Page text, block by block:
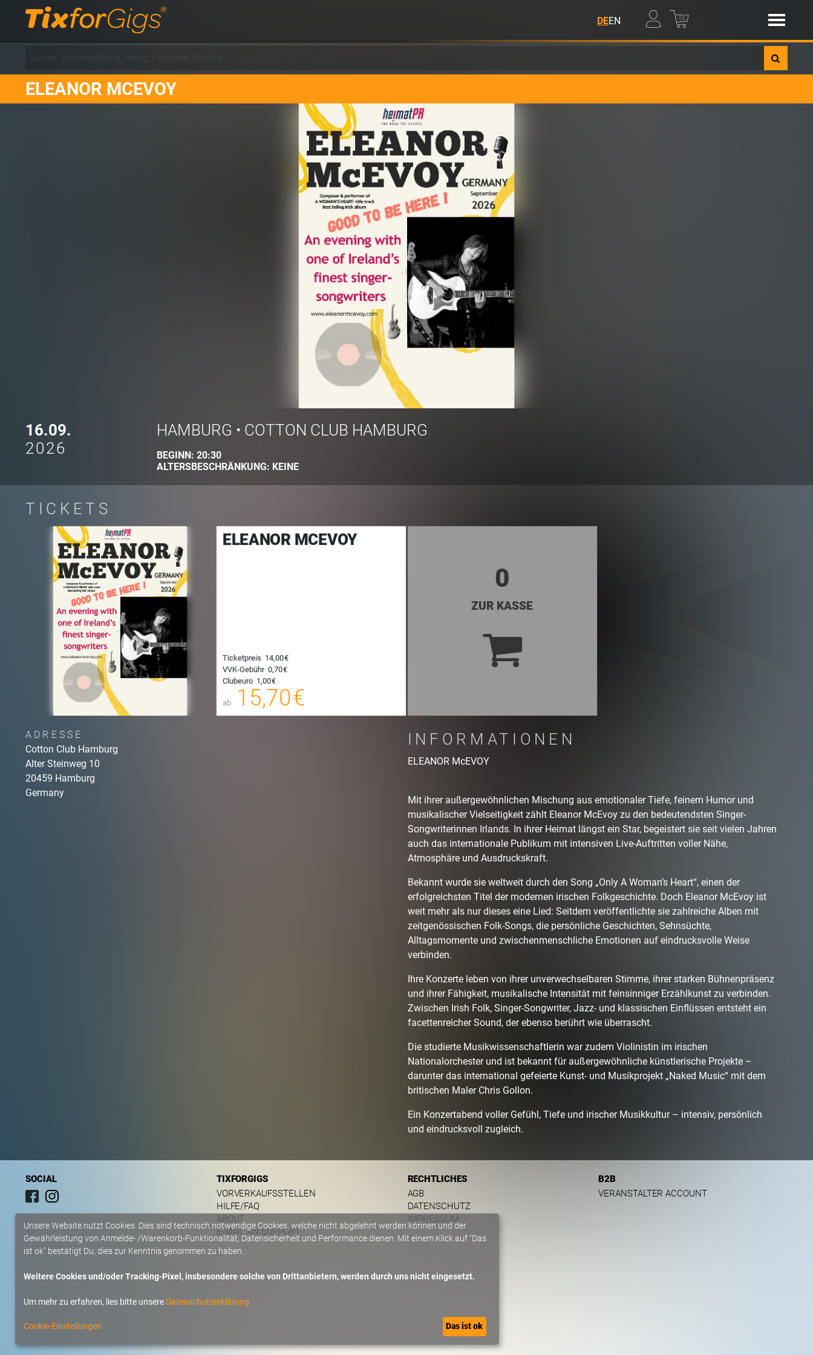
DEEN 00
ELEANOR MCEVOY
16.09.
2026
HAMBURG • COTTON CLUB HAMBURG
BEGINN: 20:30
ALTERSBESCHRÄNKUNG: KEINE
TICKETS
ELEANOR MCEVOY
Ticketpreis 14,00 €
VVK-Gebühr 0,70 €
Clubeuro 1,00 €
ab 15,70 €
00
0
ZUR KASSE
ADRESSE
Cotton Club Hamburg
Alter Steinweg 10
20459 Hamburg
Germany
INFORMATIONEN
ELEANOR McEVOY
Mit ihrer außergewöhnlichen Mischung aus emotionaler Tiefe, feinem Humor und
musikalischer Vielseitigkeit zählt Eleanor McEvoy zu den bedeutendsten Singer-
Songwriterinnen Irlands. In ihrer Heimat längst ein Star, begeistert sie seit vielen Jahren
auch das internationale Publikum mit intensiven Live-Auftritten voller Nähe,
Atmosphäre und Ausdruckskraft.
Bekannt wurde sie weltweit durch den Song „Only A Woman’s Heart“, einen der
erfolgreichsten Titel der modernen irischen Folkgeschichte. Doch Eleanor McEvoy ist
weit mehr als nur dieses eine Lied: Seitdem veröffentlichte sie zahlreiche Alben mit
zeitgenössischen Folk-Songs, die persönliche Geschichten, Sehnsüchte,
Alltagsmomente und zwischenmenschliche Emotionen auf eindrucksvolle Weise
verbinden.
Ihre Konzerte leben von ihrer unverwechselbaren Stimme, ihrer starken Bühnenpräsenz
und ihrer Fähigkeit, musikalische Intensität mit feinsinniger Erzählkunst zu verbinden.
Zwischen Irish Folk, Singer-Songwriter, Jazz- und klassischen Einflüssen entsteht ein
facettenreicher Sound, der ebenso berührt wie überrascht.
Die studierte Musikwissenschaftlerin war zudem Violinistin im irischen
Nationalorchester und ist bekannt für außergewöhnliche künstlerische Projekte –
darunter das international gefeierte Kunst- und Musikprojekt „Naked Music“ mit dem
britischen Maler Chris Gollon.
Ein Konzertabend voller Gefühl, Tiefe und irischer Musikkultur – intensiv, persönlich
und eindrucksvoll zugleich.
SOCIAL
TIXFORGIGS
VORVERKAUFSSTELLEN
HILFE/FAQ
ABOUT
E-MAIL AN SUPPORT
RECHTLICHES
AGB
DATENSCHUTZ
IMPRESSUM
B2B
VERANSTALTER ACCOUNT
Unsere Website nutzt Cookies. Dies sind technisch notwendige Cookies, welche nicht abgelehnt werden können und der
Gewährleistung von Anmelde- /Warenkorb-Funktionalität, Datensicherheit und Performance dienen. Mit einem Klick auf "Das
ist ok" bestätigt Du, dies zur Kenntnis genommen zu haben.
Weitere Cookies und/oder Tracking-Pixel, insbesondere solche von Drittanbietern, werden durch uns nicht eingesetzt.
Um mehr zu erfahren, lies bitte unsere Datenschutzerklärung
Cookie-Einstellungen Das ist ok